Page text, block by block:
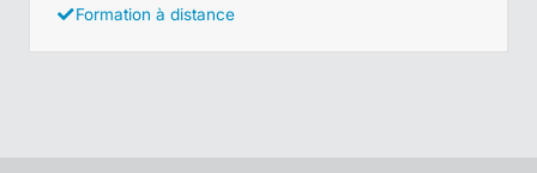
Formation à distance